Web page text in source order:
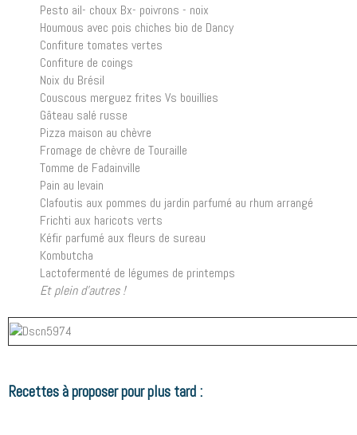
Pesto ail- choux Bx- poivrons - noix
Houmous avec pois chiches bio de Dancy
Confiture tomates vertes
Confiture de coings
Noix du Brésil
Couscous merguez frites Vs bouillies
Gâteau salé russe
Pizza maison au chèvre
Fromage de chèvre de Touraille
Tomme de Fadainville
Pain au levain
Clafoutis aux pommes du jardin parfumé au rhum arrangé
Frichti aux haricots verts
Kéfir parfumé aux fleurs de sureau
Kombutcha
Lactofermenté de légumes de printemps
Et plein d'autres !
Recettes à proposer pour plus tard :